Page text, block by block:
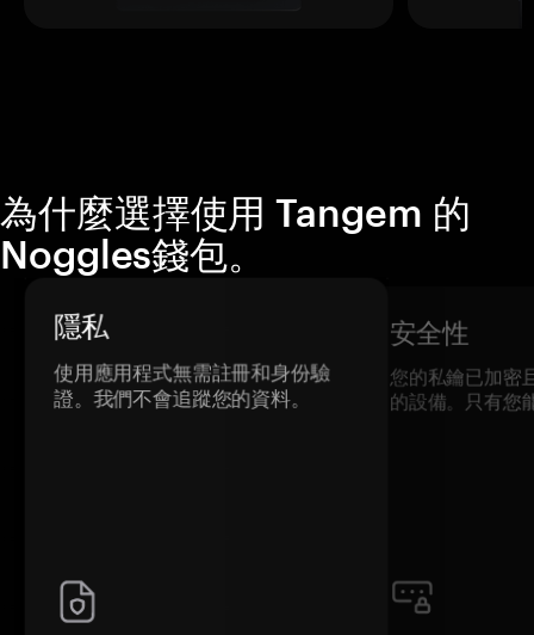
為什麼選擇使用 Tangem 的
Noggles錢包。
隱私
使用應用程式無需註冊和身份驗
證。我們不會追蹤您的資料。
安全性
您的私鑰已加密
的設備。只有您